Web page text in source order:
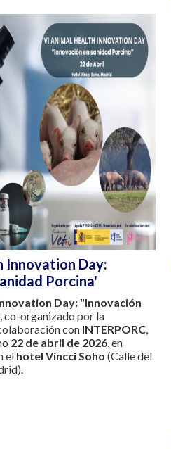
Innovation Day:
Porcina'
Day: "Innovación
, co-organizado por la
con INTERPORC,
22 de abril de 2026, en
el hotel Vincci Soho (Calle del